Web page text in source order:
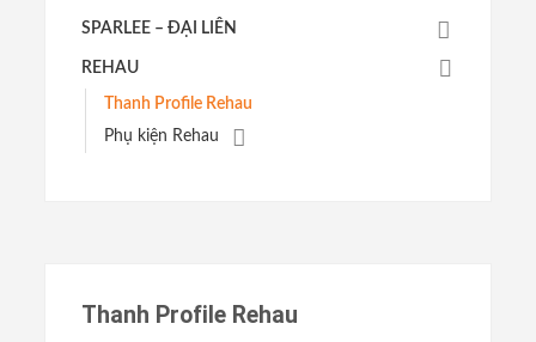
SPARLEE – ĐẠI LIÊN
REHAU
Thanh Profile Rehau
Phụ kiện Rehau
Thanh Profile Rehau